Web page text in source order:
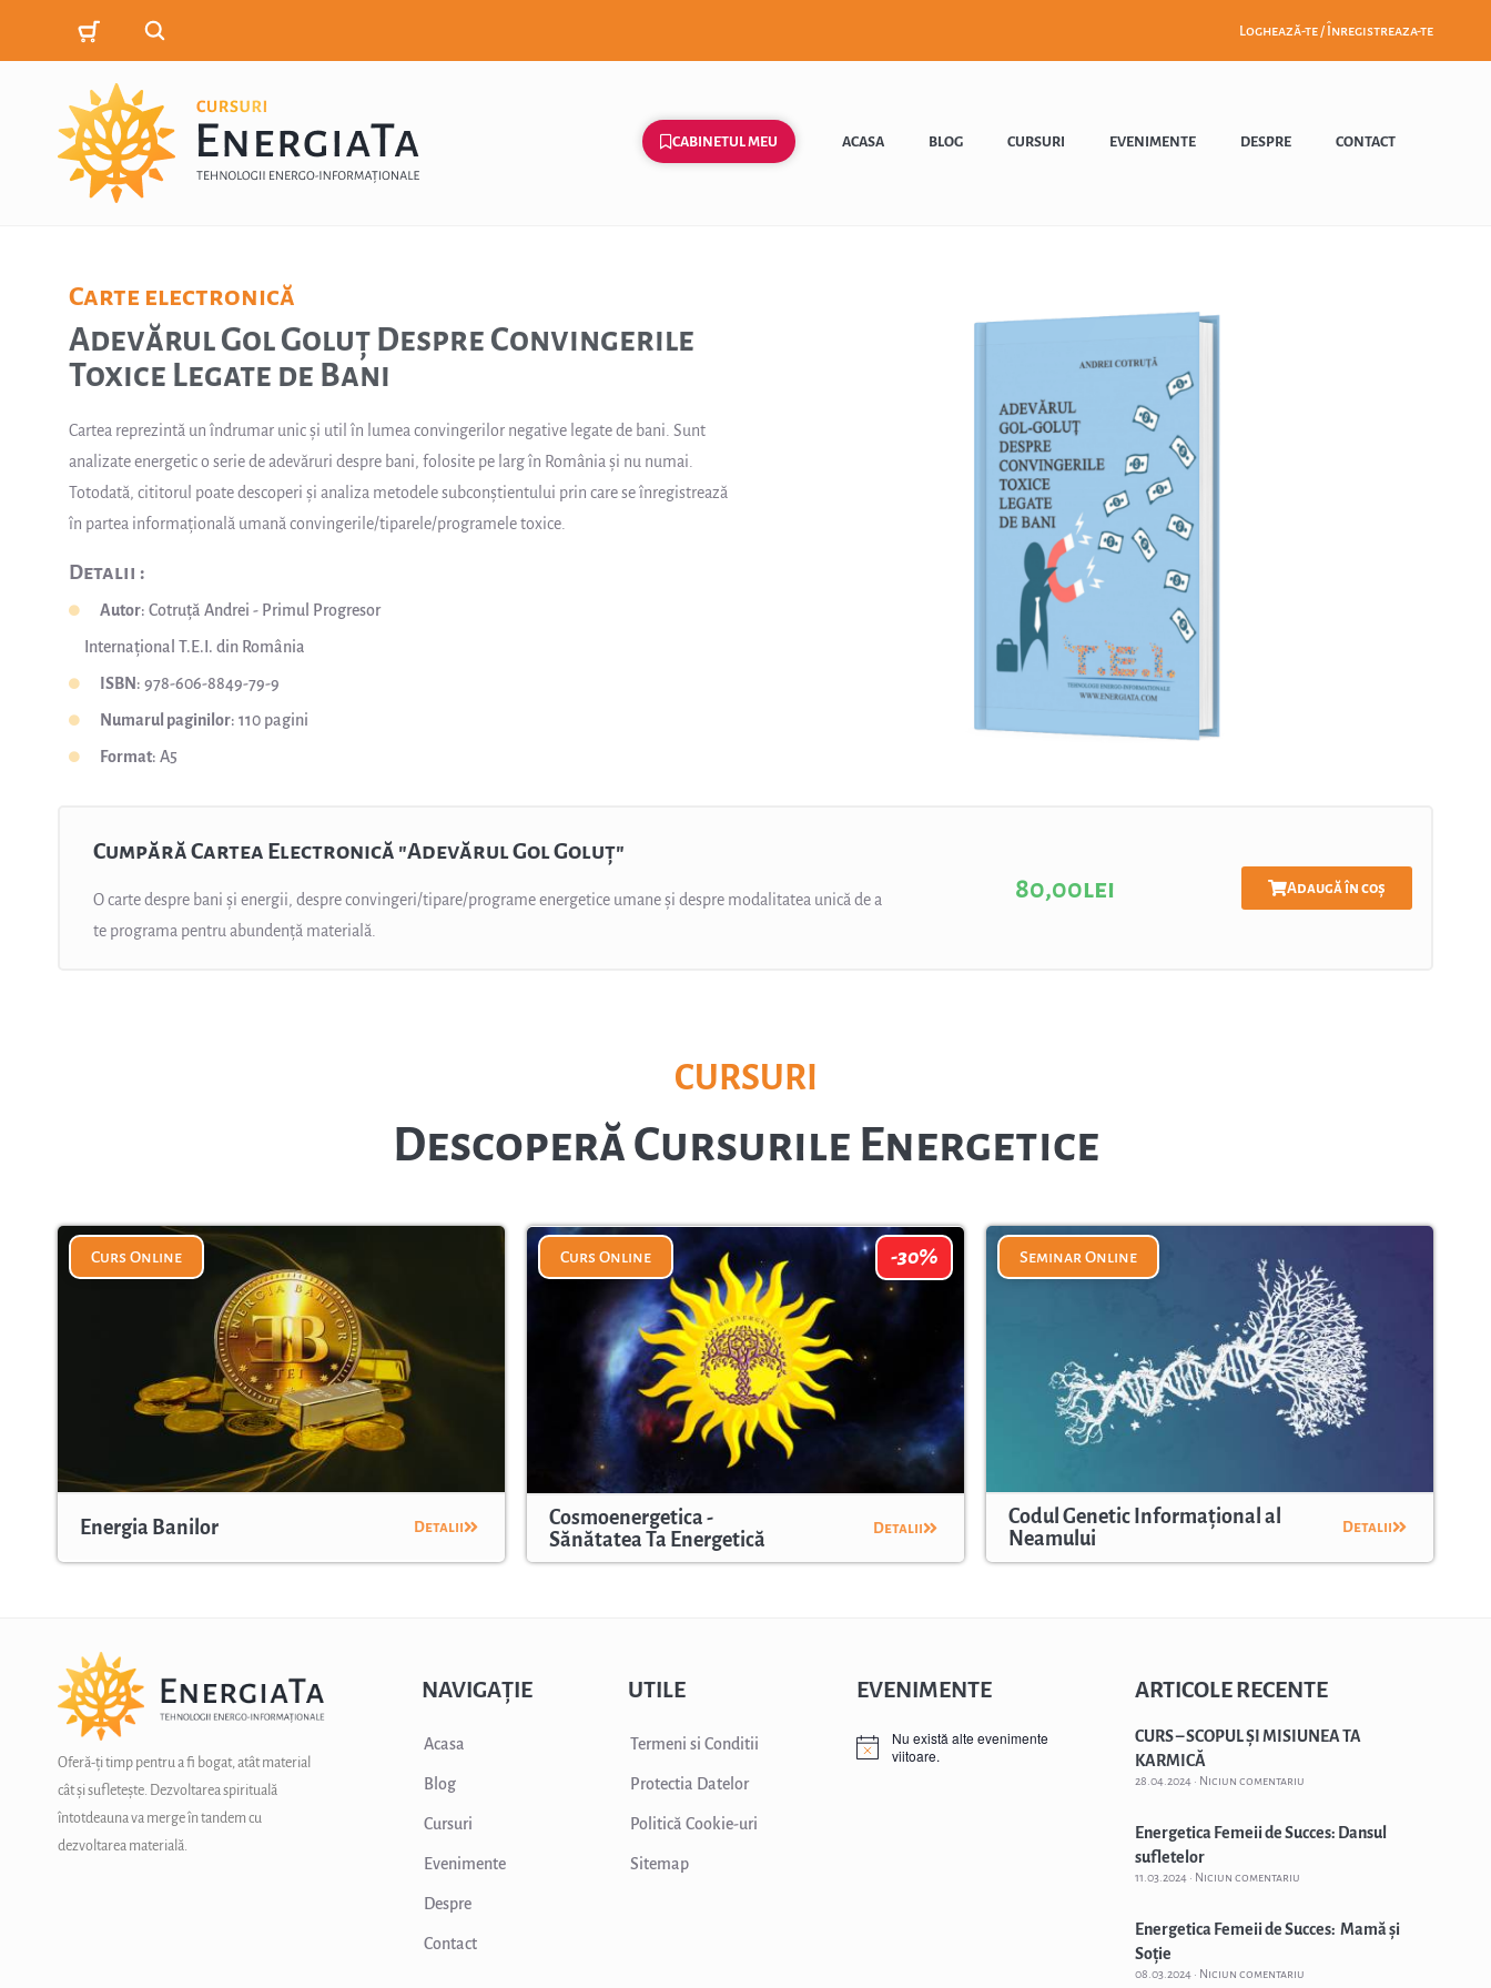
Loghează-te / Înregistreaza-te
CABINETUL MEU ACASA BLOG CURSURI EVENIMENTE DESPRE CONTACT
Carte electronică
Adevărul Gol Goluț Despre Convingerile
Toxice Legate de Bani
Cartea reprezintă un îndrumar unic și util în lumea convingerilor negative legate de bani. Sunt
analizate energetic o serie de adevăruri despre bani, folosite pe larg în România și nu numai.
Totodată, cititorul poate descoperi și analiza metodele subconștientului prin care se înregistrează
în partea informațională umană convingerile/tiparele/programele toxice.
Detalii :
Autor: Cotruță Andrei - Primul Progresor
Internațional T.E.I. din România
ISBN : 978-606-8849-79-9
Numarul paginilor: 110 pagini
Format: A5
Cumpără Cartea Electronică "Adevărul Gol Goluț"​
O carte despre bani și energii, despre convingeri/tipare/programe energetice umane și despre modalitatea unică de a
te programa pentru abundență materială.
80,00lei Adaugă în coș
CURSURI
Descoperă Cursurile Energetice
Curs Online
Energia Banilor Detalii
Curs Online -30%
Cosmoenergetica -
Sănătatea Ta Energetică
Detalii
Seminar Online
Codul Genetic Informațional al
Neamului
Detalii
Oferă-ți timp pentru a fi bogat, atât material
cât și sufletește. Dezvoltarea spirituală
întotdeauna va merge în tandem cu
dezvoltarea materială.
NAVIGAȚIE
Acasa
Blog
Cursuri
Evenimente
Despre
Contact
UTILE
Termeni si Conditii
Protectia Datelor
Politică Cookie-uri
Sitemap
EVENIMENTE
Nu există alte evenimente
viitoare.
ARTICOLE RECENTE
CURS – SCOPUL ȘI MISIUNEA TA
KARMICĂ
28.04.2024 Niciun comentariu
Energetica Femeii de Succes: Dansul
sufletelor
11.03.2024 Niciun comentariu
Energetica Femeii de Succes: Mamă și
Soție
08.03.2024 Niciun comentariu